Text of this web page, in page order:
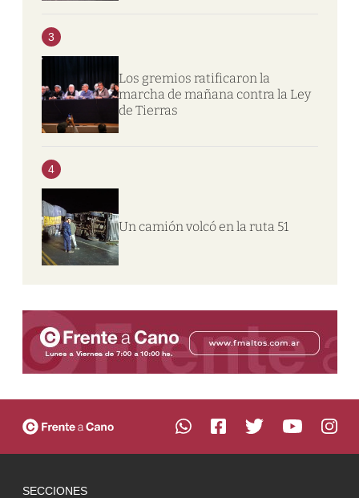
3
Los gremios ratificaron la
marcha de mañana contra la Ley
de Tierras
4
Un camión volcó en la ruta 51
SECCIONES